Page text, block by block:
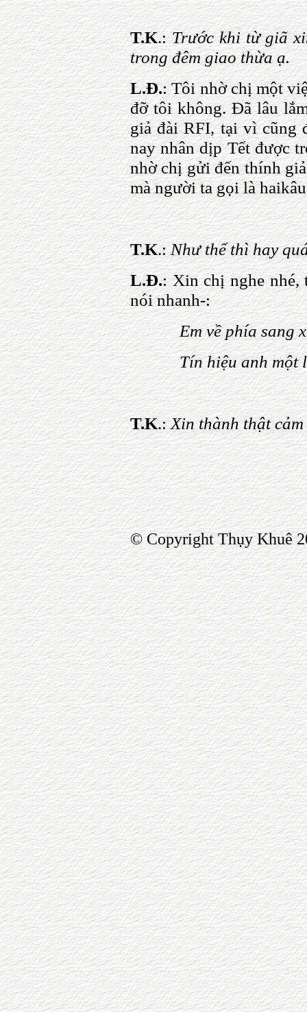
T.K.:Trước khi từ giã
trong đêm giao thừa ạ.
L.Đ.: Tôi nhờ chị một
đỡ tôi không. Đã lâu
giả đài RFI, tại vì cũng
nay nhân dịp Tết được
nhờ chị gửi đến thính
mà người ta gọi là
T.K.:Như thế thì hay
L.Đ.: Xin chị nghe nhé,
nói nhanh-:
Em về phía sang
Tín hiệu anh một
T.K.:Xin thành thật
© Copyright Thụy Khuê